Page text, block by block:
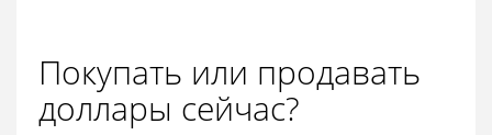
Покупать или продавать
доллары сейчас?